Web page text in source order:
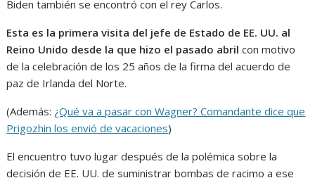
Biden también se encontró con el rey Carlos.
Esta es la primera visita del jefe de Estado de EE. UU. al
Reino Unido desde la que hizo el pasado abrilcon motivo
de la celebración de los 25 años de la firma del acuerdo de
paz de Irlanda del Norte.
(Además: ¿Qué va a pasar con Wagner? Comandante dice que
Prigozhin los envió de vacaciones)
El encuentro tuvo lugar después de la polémica sobre la
decisión de EE. UU. de suministrar bombas de racimo a ese